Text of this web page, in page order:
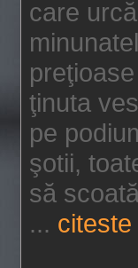
care
ţinuta
pe
şotii,
să
...